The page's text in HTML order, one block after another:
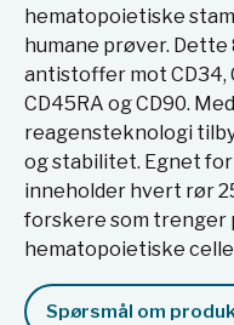
hematopoietiske
humane prøver.
antistoffer mot CD34,
CD45RA og CD90.
reagensteknologi
og stabilitet. Egnet for
inneholder hvert rør
forskere som trenger
hematopoietiske
Spørsmål om